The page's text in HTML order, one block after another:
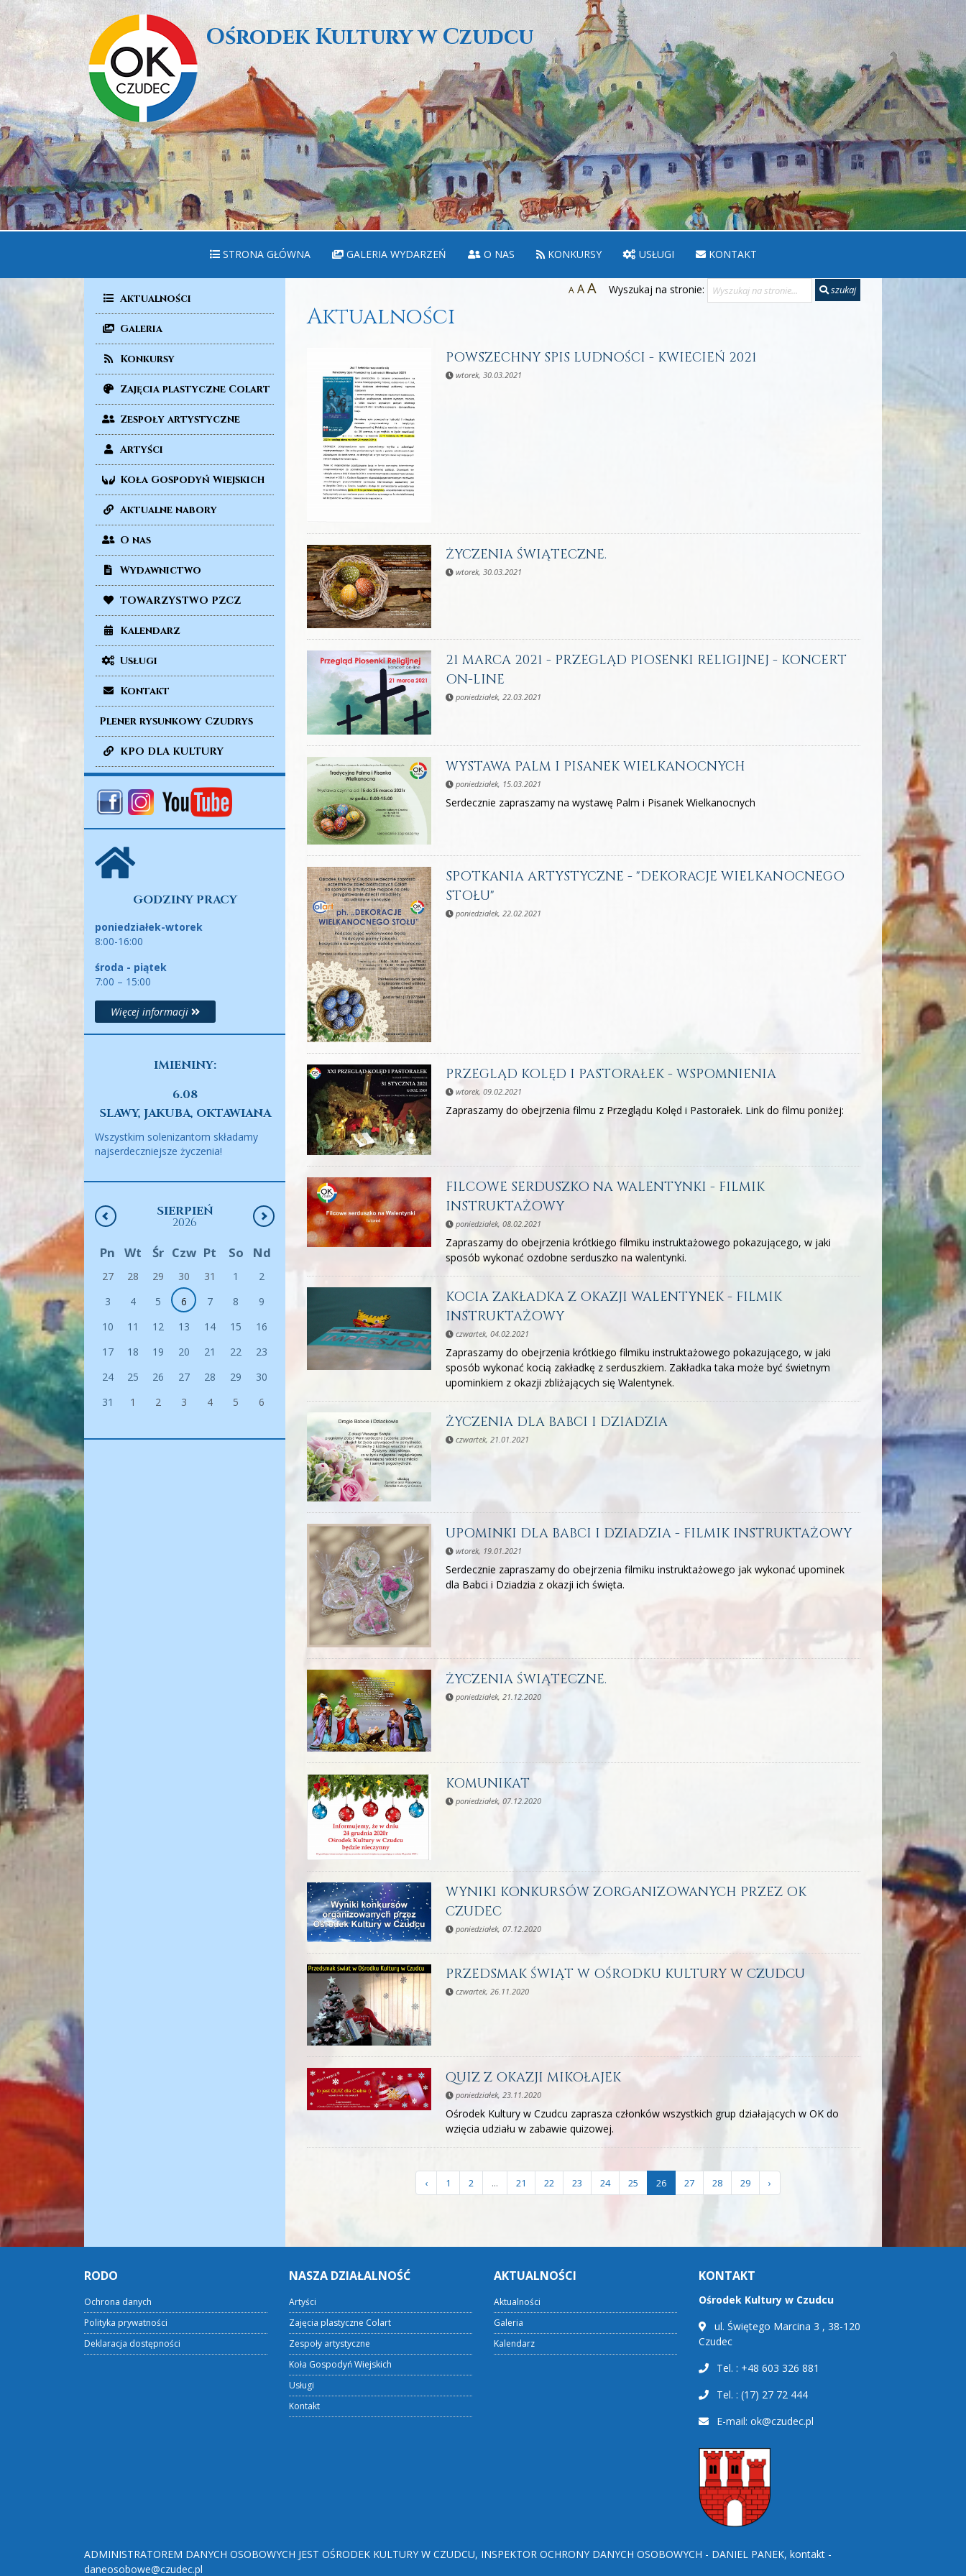
Ośrodek Kultury w Czudcu
STRONA GŁÓWNA GALERIA WYDARZEŃ O NAS KONKURSY USŁUGI KONTAKT
Aktualności
Galeria
Konkursy
Zajęcia plastyczne Colart
Zespoły artystyczne
Artyści
Koła Gospodyń Wiejskich
Aktualne nabory
O nas
Wydawnictwo
TOWARZYSTWO PZCZ
Kalendarz
Usługi
Kontakt
Plener rysunkowy Czudrys
KPO DLA KULTURY
GODZINY PRACY
poniedziałek-wtorek
8:00-16:00
środa - piątek
7:00 – 15:00
Więcej informacji
IMIENINY:
6.08
SLAWY, JAKUBA, OKTAWIANA
Wszystkim solenizantom składamy
najserdeczniejsze życzenia!
SIERPIEŃ
2026
Pn Wt Śr Czw Pt So Nd
27 28 29 30 31 1
2
3
4 5 6 7 8
9
10
11 12 13 14 15
16
17
18 19 20 21 22
23
24
25 26 27 28 29
30
31
1 2 3 4 5 6
A AA Wyszukaj na stronie: szukaj
Aktualności
POWSZECHNY SPIS LUDNOŚCI - KWIECIEŃ 2021
wtorek, 30.03.2021
ŻYCZENIA ŚWIĄTECZNE.
wtorek, 30.03.2021
21 MARCA 2021 - PRZEGLĄD PIOSENKI RELIGIJNEJ - KONCERT
ON-LINE
poniedziałek, 22.03.2021
WYSTAWA PALM I PISANEK WIELKANOCNYCH
poniedziałek, 15.03.2021
Serdecznie zapraszamy na wystawę Palm i Pisanek Wielkanocnych
SPOTKANIA ARTYSTYCZNE - "DEKORACJE WIELKANOCNEGO
STOŁU"
poniedziałek, 22.02.2021
PRZEGLĄD KOLĘD I PASTORAŁEK - WSPOMNIENIA
wtorek, 09.02.2021
Zapraszamy do obejrzenia filmu z Przeglądu Kolęd i Pastorałek. Link do filmu poniżej:
FILCOWE SERDUSZKO NA WALENTYNKI - FILMIK
INSTRUKTAŻOWY
poniedziałek, 08.02.2021
Zapraszamy do obejrzenia krótkiego filmiku instruktażowego pokazującego, w jaki
sposób wykonać ozdobne serduszko na walentynki.
KOCIA ZAKŁADKA Z OKAZJI WALENTYNEK - FILMIK
INSTRUKTAŻOWY
czwartek, 04.02.2021
Zapraszamy do obejrzenia krótkiego filmiku instruktażowego pokazującego, w jaki
sposób wykonać kocią zakładkę z serduszkiem. Zakładka taka może być świetnym
upominkiem z okazji zbliżających się Walentynek.
ŻYCZENIA DLA BABCI I DZIADZIA
czwartek, 21.01.2021
UPOMINKI DLA BABCI I DZIADZIA - FILMIK INSTRUKTAŻOWY
wtorek, 19.01.2021
Serdecznie zapraszamy do obejrzenia filmiku instruktażowego jak wykonać upominek
dla Babci i Dziadzia z okazji ich święta.
ŻYCZENIA ŚWIĄTECZNE.
poniedziałek, 21.12.2020
KOMUNIKAT
poniedziałek, 07.12.2020
WYNIKI KONKURSÓW ZORGANIZOWANYCH PRZEZ OK
CZUDEC
poniedziałek, 07.12.2020
PRZEDSMAK ŚWIĄT W OŚRODKU KULTURY W CZUDCU
czwartek, 26.11.2020
QUIZ Z OKAZJI MIKOŁAJEK
poniedziałek, 23.11.2020
Ośrodek Kultury w Czudcu zaprasza członków wszystkich grup działających w OK do
wzięcia udziału w zabawie quizowej.
‹ 1 2 ... 21 22 23 24 25 26 27 28 29 ›
RODO
Ochrona danych
Polityka prywatności
Deklaracja dostępności
NASZA DZIAŁALNOŚĆ
Artyści
Zajęcia plastyczne Colart
Zespoły artystyczne
Koła Gospodyń Wiejskich
Usługi
Kontakt
AKTUALNOŚCI
Aktualności
Galeria
Kalendarz
KONTAKT
Ośrodek Kultury w Czudcu
ul. Świętego Marcina 3 , 38-120
Czudec
Tel. : +48 603 326 881
Tel. : (17) 27 72 444
E-mail: ok@czudec.pl
ADMINISTRATOREM DANYCH OSOBOWYCH JEST OŚRODEK KULTURY W CZUDCU, INSPEKTOR OCHRONY DANYCH OSOBOWYCH - DANIEL PANEK, kontakt -
daneosobowe@czudec.pl